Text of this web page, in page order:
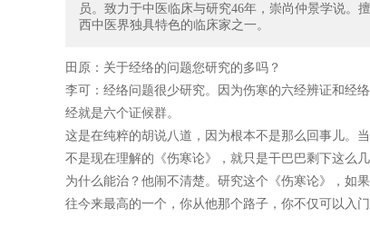
员。致力于中医临床与研究46年，崇尚仲景学说。
西中医界独具特色的临床家之一。
田原：关于经络的问题您研究的多吗？
李可：经络问题很少研究。因为伤寒的六经辨证和经
经就是六个证候群。
这是在纯粹的胡说八道，因为根本不是那么回事儿。
不是现在理解的《伤寒论》，就只是干巴巴剩下这么
为什么能治？他闹不清楚。研究这个《伤寒论》，如
往今来最高的一个，你从他那个路子，你不仅可以入